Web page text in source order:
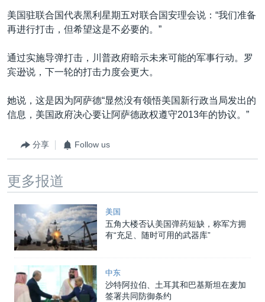
美国驻联合国代表黑利星期五对联合国安理会说：“我们准备
再进行打击，但希望这是不必要的。”
通过实施导弹打击，川普政府暗示未来可能的军事行动。罗
宾逊说，下一轮的打击力度会更大。
她说，这是因为阿萨德“显然没有领悟美国新行政当局发出的
信息，美国政府决心要让阿萨德政权遵守2013年的协议。”
分享 Follow us
更多报道
美国
五角大楼否认美国弹药短缺，称军方拥
有“充足、随时可用的武器库”
中东
沙特阿拉伯、土耳其和巴基斯坦在麦加
签署共同防御条约